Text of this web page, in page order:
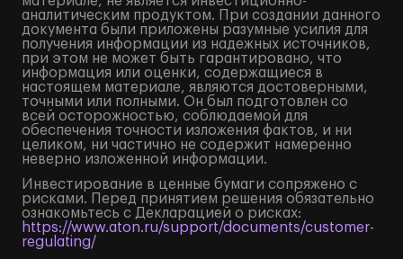
аналитическим продуктом. При создании данного
документа были приложены разумные усилия для
получения информации из надежных источников,
при этом не может быть гарантировано, что
информация или оценки, содержащиеся в
настоящем материале, являются достоверными,
точными или полными. Он был подготовлен со
всей осторожностью, соблюдаемой для
обеспечения точности изложения фактов, и ни
целиком, ни частично не содержит намеренно
неверно изложенной информации.
Инвестирование в ценные бумаги сопряжено с
рисками. Перед принятием решения обязательно
ознакомьтесь с Декларацией о рисках:
https://www.aton.ru/support/documents/customer-
regulating/